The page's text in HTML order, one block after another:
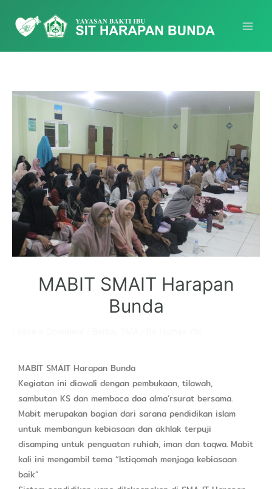
MABIT SMAIT Harapan
Bunda
MABIT SMAIT Harapan Bunda
Kegiatan ini diawali dengan pembukaan, tilawah,
sambutan KS dan membaca doa alma’rsurat bersama.
Mabit merupakan bagian dari sarana pendidikan islam
untuk membangun kebiasaan dan akhlak terpuji
disamping untuk penguatan ruhiah, iman dan taqwa. Mabit
kali ini mengambil tema “Istiqomah menjaga kebiasaan
baik”